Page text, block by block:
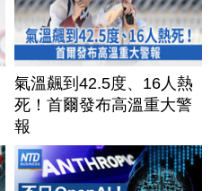
氣溫飆到42.5度、16人熱
死！首爾發布高溫重大警
報